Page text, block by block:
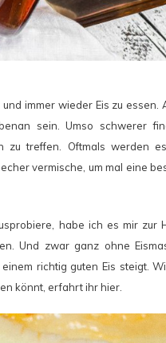
immer wieder Eis zu
sein. Umso schwerer
zu treffen. Oftmals werden
vermische, um mal eine
habe ich es mir zur
Und zwar ganz ohne
richtig guten Eis steigt.
könnt, erfahrt ihr hier.